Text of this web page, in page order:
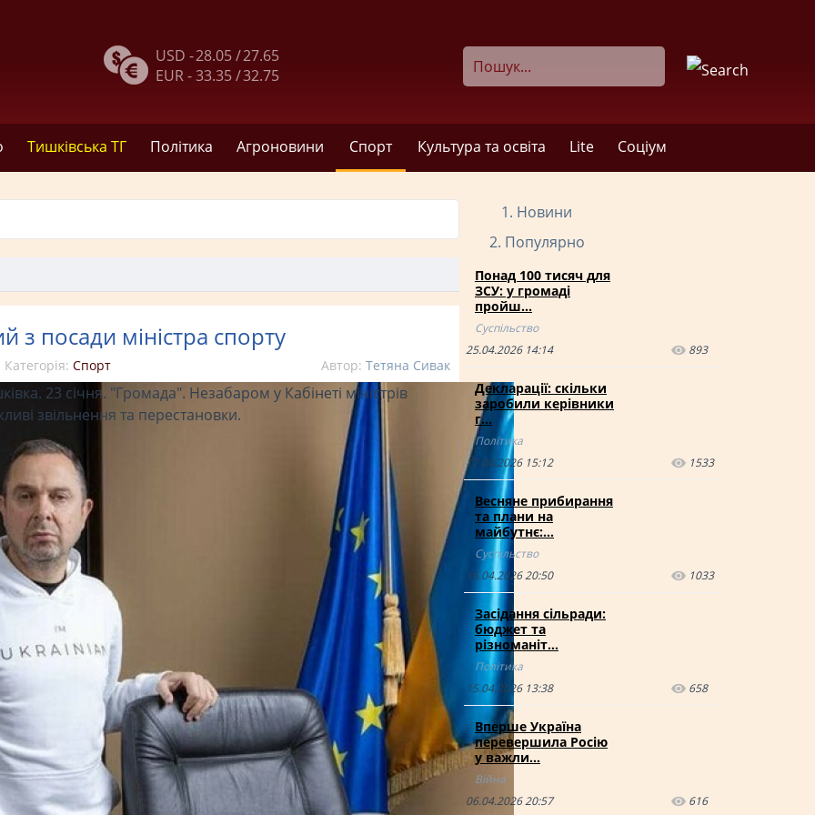
USD -28.05 /27.65
EUR -33.35 /32.75
Тишківська ТГ Політика Агроновини Спорт Культура та освіта Lite Соціум
з посади міністра спорту
Категорія: Спорт Автор: Тетяна Сивак
23 січня. "Громада". Незабаром у Кабінеті міністрів
звільнення та перестановки.
Новини
Популярно
Понад 100 тисяч для
ЗСУ: у громаді
пройш…
Суспільство
25.04.2026 14:14
893
Декларації: скільки
заробили керівники
г…
Політика
17.04.2026 15:12
1533
Весняне прибирання
та плани на
майбутнє:…
Суспільство
16.04.2026 20:50
1033
Засідання сільради:
бюджет та
різноманіт…
Політика
15.04.2026 13:38
658
Вперше Україна
перевершила Росію
у важли…
Війна
06.04.2026 20:57
616